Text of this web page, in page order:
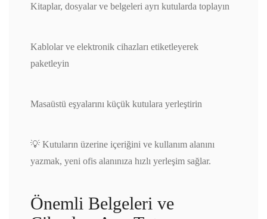
Kitaplar, dosyalar ve belgeleri ayrı kutularda toplayın
Kablolar ve elektronik cihazları etiketleyerek
paketleyin
Masaüstü eşyalarını küçük kutulara yerleştirin
💡 Kutuların üzerine içeriğini ve kullanım alanını
yazmak, yeni ofis alanınıza hızlı yerleşim sağlar.
Önemli Belgeleri ve